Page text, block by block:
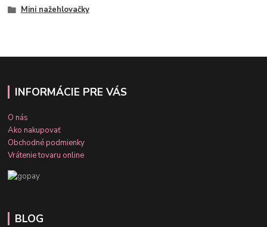
Mini nažehlovačky
INFORMÁCIE PRE VÁS
O nás
Ako nakupovať
Obchodné podmienky
Vrátenie tovaru online
BLOG